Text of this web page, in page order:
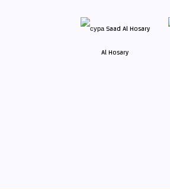
Al Hosary